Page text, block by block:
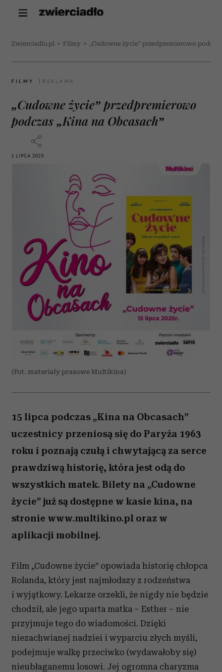
Zwierciadlo.pl > Filmy > „Cudowne życie” przedpremierowo
FILMY
„Cudowne życie” przedpremierowo
podczas „Kina na Obcasach”
1 LIPCA 2025
(Fot. materiały prasowe Multikina)
15 lipca podczas „Kina na Obcasach”
uczestnicy przeniosą się do Paryża 1963
roku i poznają czułą i chwytającą za serce
prawdziwą historię, która jest odą do
wszystkich matek. Bilety na „Cudowne
życie” już są dostępne w kasie kina, na
stronie www.multikino.pl oraz w
aplikacji mobilnej.
Film „Cudowne życie” opowiada historię chłopca
Rolanda, który jest najmłodszy z rodzeństwa
i wyjątkowy. Lekarze orzekli, że nigdy nie będzie
chodził, ale jego uparta matka – Esther – nie
przyjmuje tego do wiadomości. Dzięki
niezachwianej nadziei i wyparciu złych myśli,
podejmuje walkę przeciwko (wydawałoby się)
nieubłaganemu losowi. Jej ogromna charyzma